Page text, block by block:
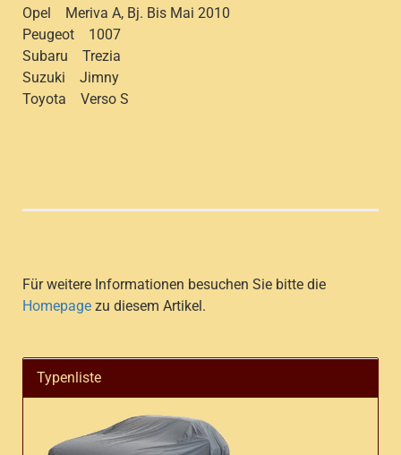
Opel Meriva A, Bj. Bis Mai 2010
Peugeot 1007
Subaru Trezia
Suzuki Jimny
Toyota Verso S
Für weitere Informationen besuchen Sie bitte die
Homepage zu diesem Artikel.
Typenliste